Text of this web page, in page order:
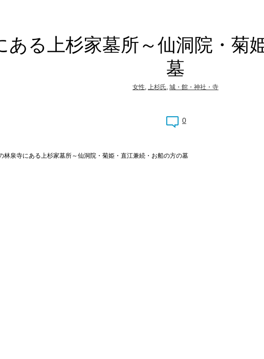
ある上杉家墓所～仙洞院・菊
墓
女性, 上杉氏, 城・館・神社・寺
0
林泉寺にある上杉家墓所～仙洞院・菊姫・直江兼続・お船の方の墓